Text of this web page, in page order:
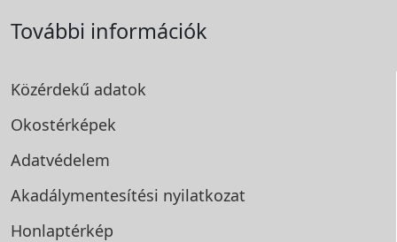
További információk
Közérdekű adatok
Okostérképek
Adatvédelem
Akadálymentesítési nyilatkozat
Honlaptérkép